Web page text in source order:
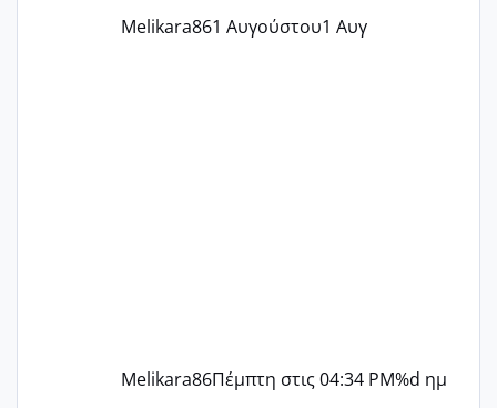
Melikara861 Αυγούστου1 Αυγ
Melikara86Πέμπτη στις 04:34 PM%d ημ